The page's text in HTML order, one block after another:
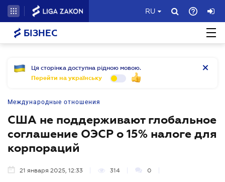
RU
БІЗНЕС
Ця сторінка доступна рідною мовою.
Перейти на українську
Международные отношения
США не поддерживают глобальное
соглашение ОЭСР о 15% налоге для
корпораций
21 января 2025, 12:33 314 0